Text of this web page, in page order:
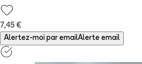
7,45 €
Alertez-moi par emailAlerte email